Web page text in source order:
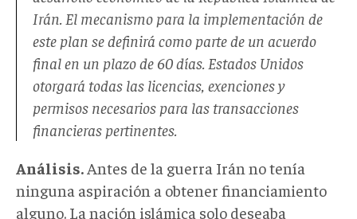
Irán. El mecanismo para la implementación de
este plan se definirá como parte de un acuerdo
final en un plazo de 60 días. Estados Unidos
otorgará todas las licencias, exenciones y
permisos necesarios para las transacciones
financieras pertinentes.
Análisis. Antes de la guerra Irán no tenía
ninguna aspiración a obtener financiamiento
alguno. La nación islámica solo deseaba